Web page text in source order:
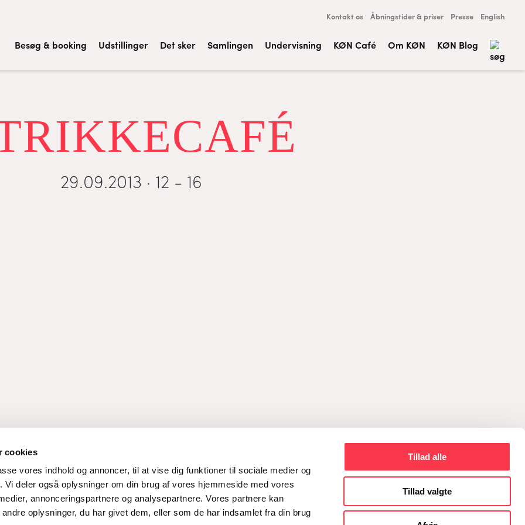
cookies
vores indhold og annoncer, til at vise dig funktioner til sociale medier og
deler også oplysninger om din brug af vores hjemmeside med vores
annonceringspartnere og analysepartnere. Vores partnere kan
oplysninger, du har givet dem, eller som de har indsamlet fra din brug
Tillad alle
Tillad valgte
Kontakt os Åbningstider & priser Presse English
Besøg & booking Udstillinger Det sker Samlingen Undervisning KØN Café Om KØN KØN Blog
29.09.2013 · 12 - 16